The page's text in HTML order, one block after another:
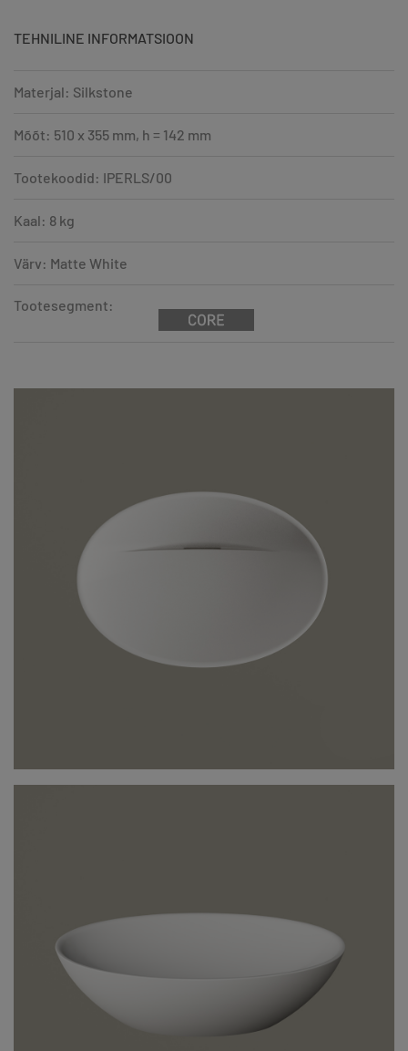
TEHNILINE INFORMATSIOON
Materjal: Silkstone
Mõõt: 510 x 355 mm, h = 142 mm
Tootekoodid: IPERLS/00
Kaal: 8 kg
Värv: Matte White
Tootesegment: